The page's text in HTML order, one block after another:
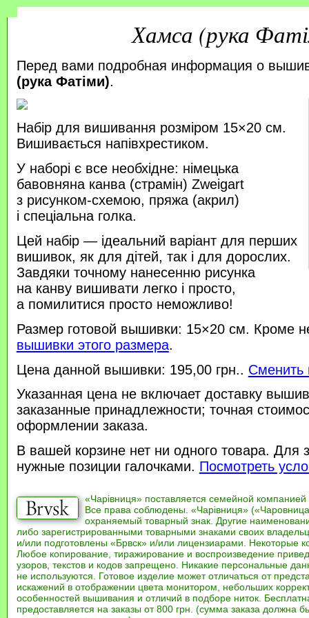
Хамса (рука
Перед вами подробная информация о
(рука Фатіми).
Набір для вишивання розміром 15×20 см.
Вишивається напівхрестиком.
У наборі є все необхідне: німецька
бавовняна канва (страмін) Zweigart
з рисунком-схемою, пряжа (акрил)
і спеціальна голка.
Цей набір — ідеальний варіант для перших
вишивок, як для дітей, так і для дорослих.
Завдяки точному нанесенню рисунка
на канву вишивати легко і просто,
а помилитися просто неможливо!
Размер готовой вышивки: 15×20 см. Кроме
вышивки этого размера.
Цена данной вышивки: 195,00 грн.. Сменить
Указанная цена не включает доставку
заказанные принадлежности; точная
оформлении заказа.
В вашей корзине нет ни одного товара. Для
нужные позиции галочками. Посмотреть
«Чарівниця» поставляется семейной компанией
Все права соблюдены. «Чарівниця»
охраняемый товарный знак. Другие
либо зарегистрированными товарными знаками своих
и/или подготовлены «Брвск» и/или лицензиарами. Некоторые
Любое копирование, тиражирование и воспроизведение
узоров, текстов и кодов запрещено. Никакие персональные
не используются. Готовое изделие может отличаться от
искажений в отображении цвета монитором, небольших
особенностей вышивания и отличий в подборе ниток.
предоставляется на заказы от 800 грн. (сумма заказа должна